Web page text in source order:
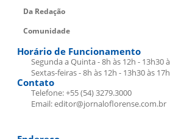
Da Redação
Comunidade
Horário de Funcionamento
Segunda a Quinta - 8h às 12h - 13h30
Sextas-feiras - 8h às 12h - 13h30 às 17h
Contato
Telefone: +55 (54) 3279.3000
Email: editor@jornaloflorense.com.br